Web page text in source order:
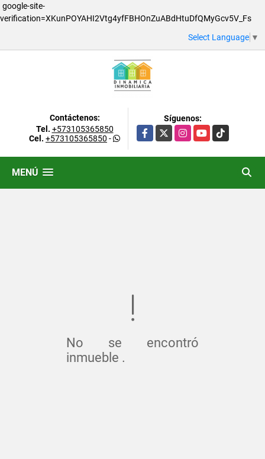
google-site-
verification=XKunPOYAHI2Vtg4yfFBHOnZuABdHtuDfQMyGcv5V_Fs
Select Language ▼
Contáctenos:
Tel. +573105365850
Cel. +573105365850 -
Síguenos:
Facebook
X InstagramYouTubeTikTok
MENÚ
No se encontró
inmueble .